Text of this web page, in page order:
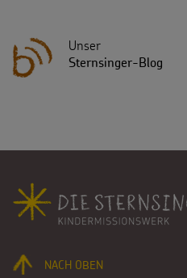
Unser
Sternsinger-Blog
Fußbereich
NACH OBEN